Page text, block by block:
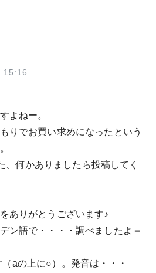
15:16
よねー。
りでお買い求めになったという
、何かありましたら投稿してく
ありがとうございます♪
ン語で・・・・調べましたよ＝
aの上に○）。発音は・・・